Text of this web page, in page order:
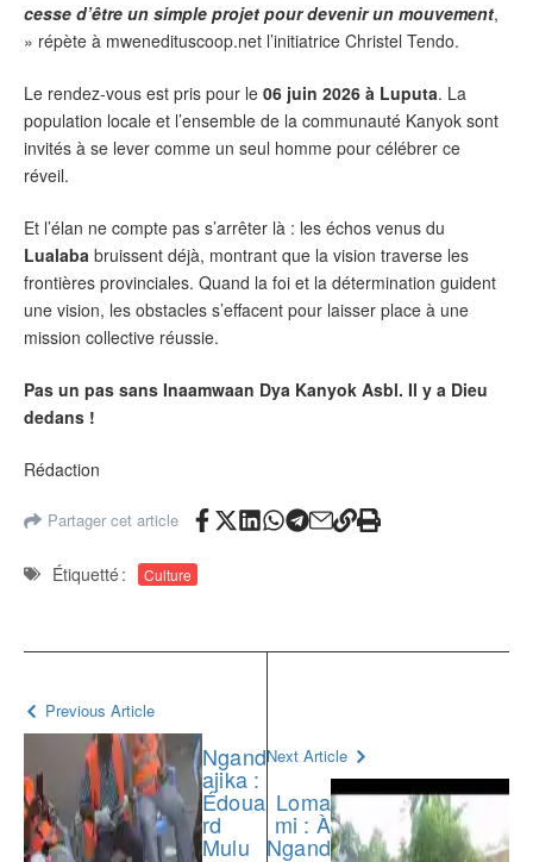
cesse d’être un simple projet pour devenir un mouvement,
» répète à mwenedituscoop.net l’initiatrice Christel Tendo.
Le rendez-vous est pris pour le 06 juin 2026 à Luputa. La
population locale et l’ensemble de la communauté Kanyok sont
invités à se lever comme un seul homme pour célébrer ce
réveil.
Et l’élan ne compte pas s’arrêter là : les échos venus du
Lualaba bruissent déjà, montrant que la vision traverse les
frontières provinciales. Quand la foi et la détermination guident
une vision, les obstacles s’effacent pour laisser place à une
mission collective réussie.
Pas un pas sans Inaamwaan Dya Kanyok Asbl. Il y a Dieu
dedans !
Rédaction
Partager cet article
Étiquetté : Culture
Previous Article
Ngand
ajika :
Édoua
rd
Mulu
Next Article
Loma
mi : À
Ngand